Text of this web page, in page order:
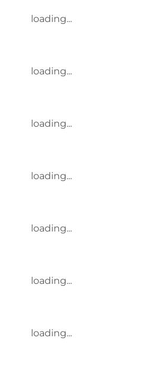
loading...
loading...
loading...
loading...
loading...
loading...
loading...